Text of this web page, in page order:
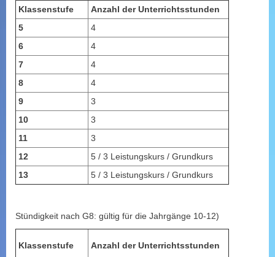
Klassenstufe
Anzahl der Unterrichtsstunden
5
4
6
4
7
4
8
4
9
3
10
3
11
3
12
5 / 3 Leistungskurs / Grundkurs
13
5 / 3 Leistungskurs / Grundkurs
Stündigkeit nach G8: gültig für die Jahrgänge 10-12)
Klassenstufe Anzahl der Unterrichtsstunden